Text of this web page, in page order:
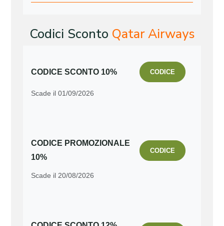
Codici Sconto Qatar Airways
CODICE SCONTO 10% CODICE
Scade il 01/09/2026
CODICE PROMOZIONALE
10%
CODICE
Scade il 20/08/2026